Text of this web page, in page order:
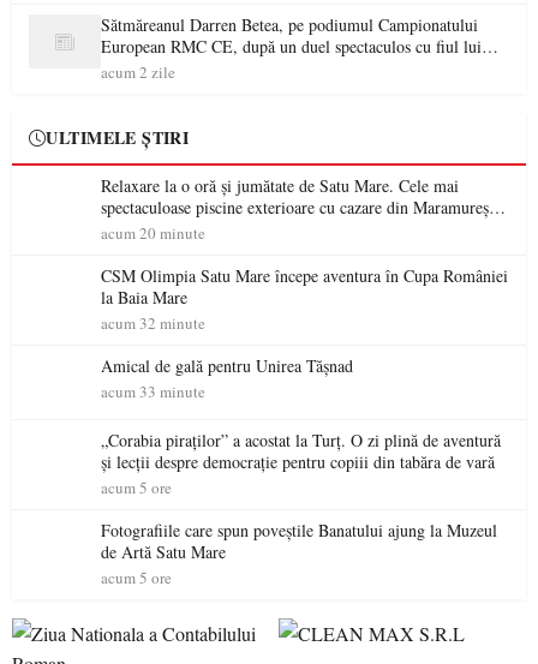
Sătmăreanul Darren Betea, pe podiumul Campionatului
European RMC CE, după un duel spectaculos cu fiul lui
Kimi Räikkönen
acum 2 zile
ULTIMELE ȘTIRI
Relaxare la o oră și jumătate de Satu Mare. Cele mai
spectaculoase piscine exterioare cu cazare din Maramureș,
ideale pentru o escapadă de vară
acum 20 minute
CSM Olimpia Satu Mare începe aventura în Cupa României
la Baia Mare
acum 32 minute
Amical de gală pentru Unirea Tășnad
acum 33 minute
„Corabia piraților” a acostat la Turț. O zi plină de aventură
și lecții despre democrație pentru copiii din tabăra de vară
acum 5 ore
Fotografiile care spun poveștile Banatului ajung la Muzeul
de Artă Satu Mare
acum 5 ore